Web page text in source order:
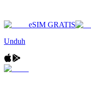
eSIM GRATIS
Unduh